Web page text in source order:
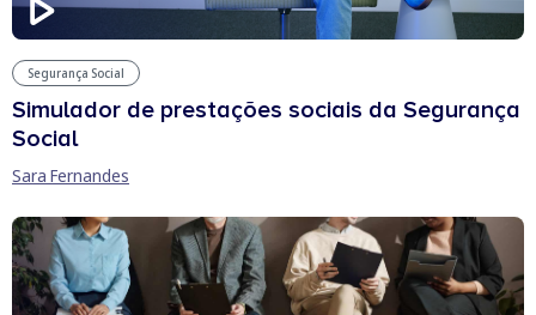
Segurança Social
Simulador de prestações sociais da Segurança
Social
Sara Fernandes